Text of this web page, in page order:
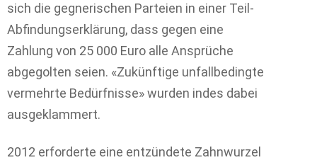
sich die gegnerischen Parteien in einer Teil-
Abfindungserklärung, dass gegen eine
Zahlung von 25 000 Euro alle Ansprüche
abgegolten seien. «Zukünftige unfallbedingte
vermehrte Bedürfnisse» wurden indes dabei
ausgeklammert.
2012 erforderte eine entzündete Zahnwurzel